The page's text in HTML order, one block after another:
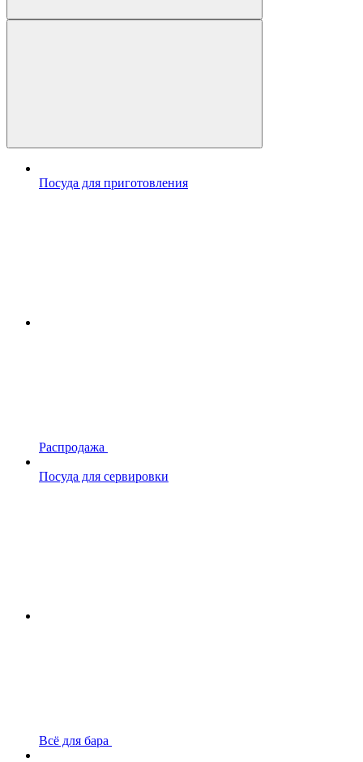
Посуда для приготовления
Распродажа
Посуда для сервировки
Всё для бара